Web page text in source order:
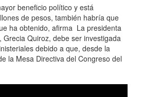
beneficio político y está
de pesos, también habría que
ha obtenido, afirma La presidenta
Grecia Quiroz, debe ser investigada
debido a que, desde la
la Mesa Directiva del Congreso del